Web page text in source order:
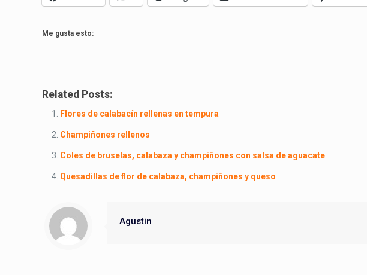
Me gusta esto:
Related Posts:
Flores de calabacín rellenas en tempura
Champiñones rellenos
Coles de bruselas, calabaza y champiñones con salsa de aguacate
Quesadillas de flor de calabaza, champiñones y queso
Agustin